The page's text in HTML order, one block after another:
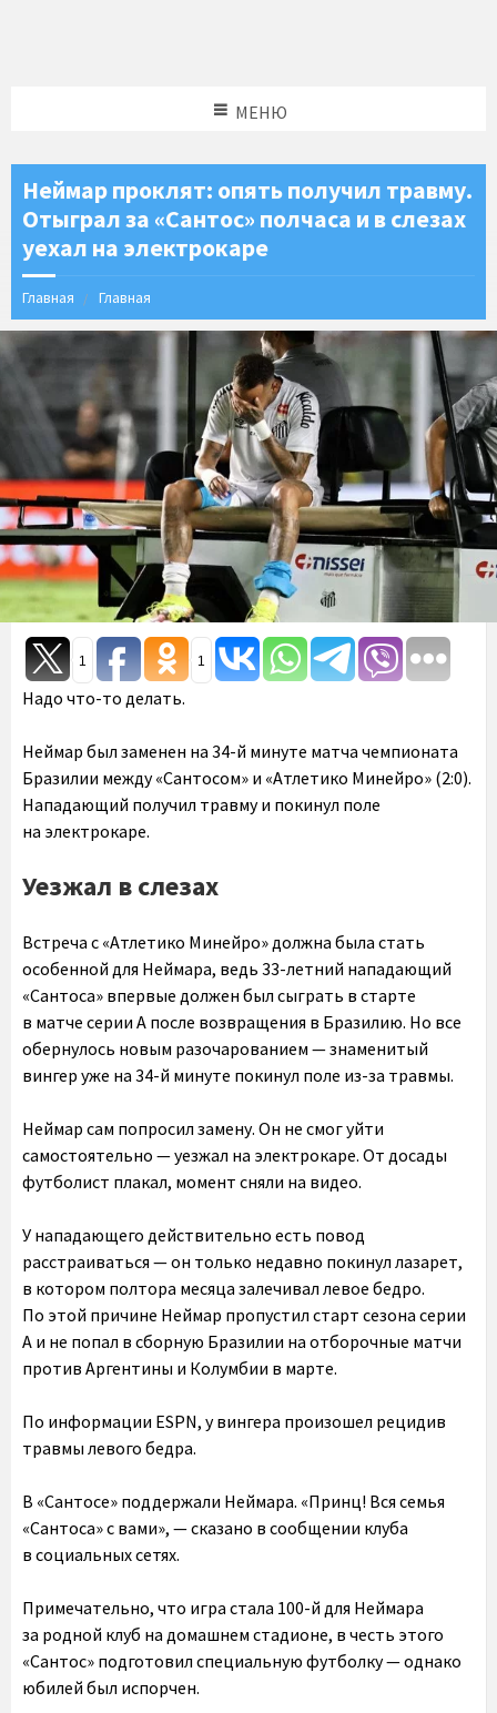
МЕНЮ
Неймар проклят: опять получил травму.
Отыграл за «Сантос» полчаса и в слезах
уехал на электрокаре
Главная Главная
1 1
Надо что-то делать.
Неймар был заменен на 34-й минуте матча чемпионата
Бразилии между «Сантосом» и «Атлетико Минейро» (2:0).
Нападающий получил травму и покинул поле
на электрокаре.
Уезжал в слезах
Встреча с «Атлетико Минейро» должна была стать
особенной для Неймара, ведь 33-летний нападающий
«Сантоса» впервые должен был сыграть в старте
в матче серии А после возвращения в Бразилию. Но все
обернулось новым разочарованием — знаменитый
вингер уже на 34-й минуте покинул поле из-за травмы.
Неймар сам попросил замену. Он не смог уйти
самостоятельно — уезжал на электрокаре. От досады
футболист плакал, момент сняли на видео.
У нападающего действительно есть повод
расстраиваться — он только недавно покинул лазарет,
в котором полтора месяца залечивал левое бедро.
По этой причине Неймар пропустил старт сезона серии
А и не попал в сборную Бразилии на отборочные матчи
против Аргентины и Колумбии в марте.
По информации ESPN, у вингера произошел рецидив
травмы левого бедра.
В «Сантосе» поддержали Неймара. «Принц! Вся семья
«Сантоса» с вами», — сказано в сообщении клуба
в социальных сетях.
Примечательно, что игра стала 100-й для Неймара
за родной клуб на домашнем стадионе, в честь этого
«Сантос» подготовил специальную футболку — однако
юбилей был испорчен.